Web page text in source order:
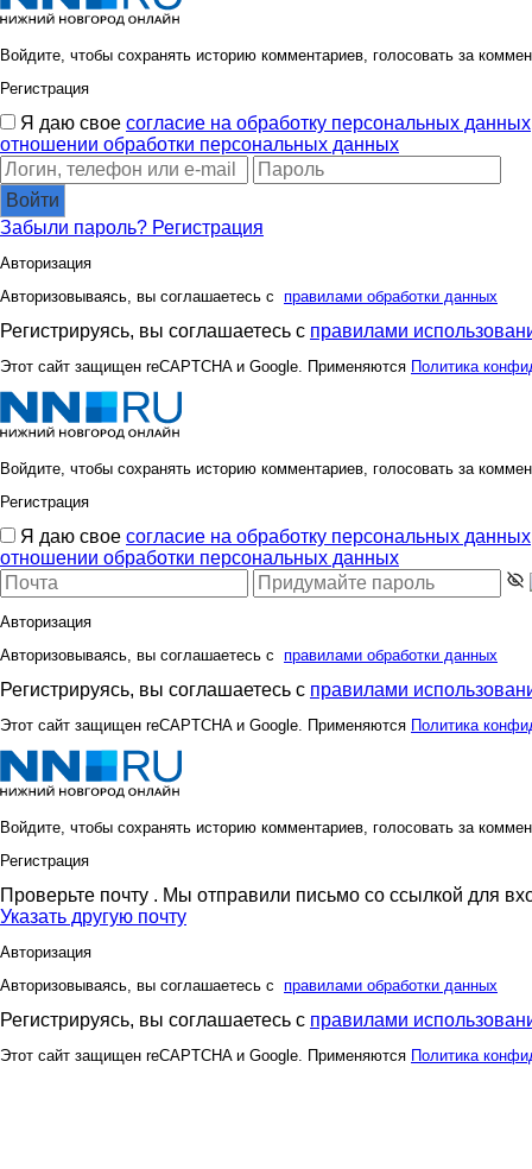
Войдите, чтобы сохранять историю комментариев, голосовать за
Регистрация
Я даю свое согласие на обработку персональных данных
отношении обработки персональных данных
Войти
Забыли пароль? Регистрация
Авторизация
Авторизовываясь, вы соглашаетесь с правилами обработки данных
Регистрируясь, вы соглашаетесь с правилами
Этот сайт защищен reCAPTCHA и Google. Применяются Политика
Войдите, чтобы сохранять историю комментариев, голосовать за
Регистрация
Я даю свое согласие на обработку персональных данных
отношении обработки персональных данных
Авторизация
Авторизовываясь, вы соглашаетесь с правилами обработки данных
Регистрируясь, вы соглашаетесь с правилами
Этот сайт защищен reCAPTCHA и Google. Применяются Политика
Войдите, чтобы сохранять историю комментариев, голосовать за
Регистрация
Проверьте почту . Мы отправили письмо со ссылкой для
Указать другую почту
Авторизация
Авторизовываясь, вы соглашаетесь с правилами обработки данных
Регистрируясь, вы соглашаетесь с правилами
Этот сайт защищен reCAPTCHA и Google. Применяются Политика